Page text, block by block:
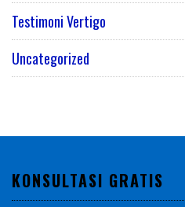
Testimoni Vertigo
Uncategorized
KONSULTASI GRATIS